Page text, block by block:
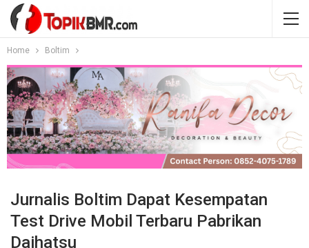
Home Boltim
Jurnalis Boltim Dapat Kesempatan
Test Drive Mobil Terbaru Pabrikan
Daihatsu